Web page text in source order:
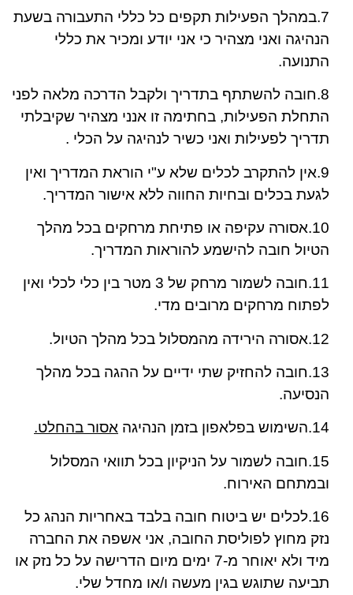
7.במהלך הפעילות תקפים כל כללי התעבורה בשעת
הנהיגה ואני מצהיר כי אני יודע ומכיר את כללי
התנועה.
8.חובה להשתתף בתדריך ולקבל הדרכה מלאה לפני
התחלת הפעילות, בחתימה זו אנני מצהיר שקיבלתי
תדריך לפעילות ואני כשיר לנהיגה על הכלי .
9.אין להתקרב לכלים שלא ע"י הוראת המדריך ואין
לגעת בכלים ובחיות החווה ללא אישור המדריך.
10.אסורה עקיפה או פתיחת מרחקים בכל מהלך
הטיול חובה להישמע להוראות המדריך.
11.חובה לשמור מרחק של 3 מטר בין כלי לכלי ואין
לפתוח מרחקים מרובים מדי.
12.אסורה הירידה מהמסלול בכל מהלך הטיול.
13.חובה להחזיק שתי ידיים על ההגה בכל מהלך
הנסיעה.
14.השימוש בפלאפון בזמן הנהיגה אסור בהחלט.
15.חובה לשמור על הניקיון בכל תוואי המסלול
ובמתחם האירוח.
16.לכלים יש ביטוח חובה בלבד באחריות הנהג כל
נזק מחוץ לפוליסת החובה, אני אשפה את החברה
מיד ולא יאוחר מ-7 ימים מיום הדרישה על כל נזק או
תביעה שתוגש בגין מעשה ו/או מחדל שלי.